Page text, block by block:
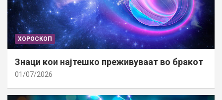
ХОРОСКОП
Знаци кои најтешко преживуваат во бракот
01/07/2026